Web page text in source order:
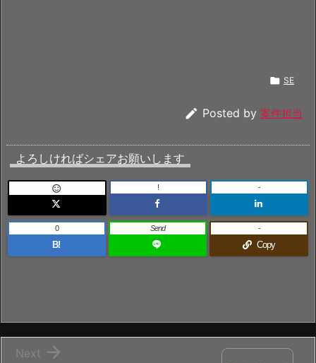
 SE
 Posted by 案件担当
よろしければシェアお願いします
 ! -
B!
0 Send
Copy
-

Next